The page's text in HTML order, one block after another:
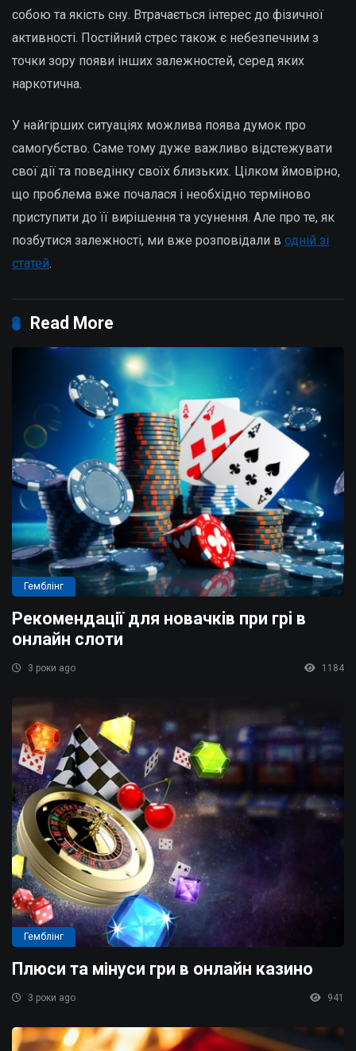
собою та якість сну. Втрачається інтерес до фізичної
активності. Постійний стрес також є небезпечним з
точки зору появи інших залежностей, серед яких
наркотична.
У найгірших ситуаціях можлива поява думок про
самогубство. Саме тому дуже важливо відстежувати
свої дії та поведінку своїх близьких. Цілком ймовірно,
що проблема вже почалася і необхідно терміново
приступити до її вирішення та усунення. Але про те, як
позбутися залежності, ми вже розповідали в одній зі
статей.
Read More
Гемблінг
Рекомендації для новачкiв при грi в
онлайн слоти
3 роки ago 1184
Гемблінг
Плюси та мінуси гри в онлайн казино
3 роки ago 941